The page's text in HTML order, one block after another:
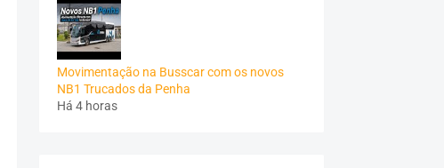
Movimentação na Busscar com os novos
NB1 Trucados da Penha
Há 4 horas